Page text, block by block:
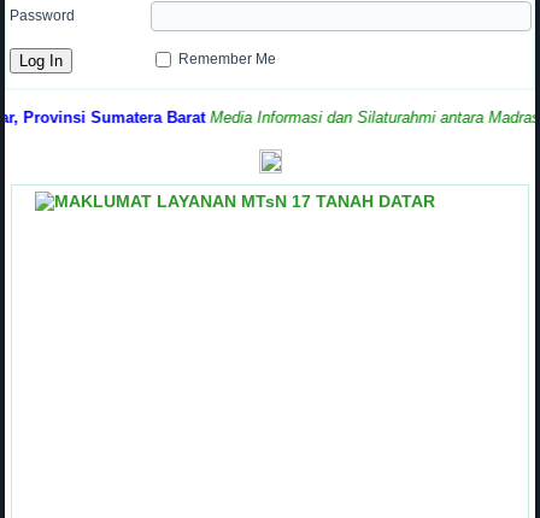
Password
Remember Me
Sumatera Barat Media Informasi dan Silaturahmi antara Madrasah